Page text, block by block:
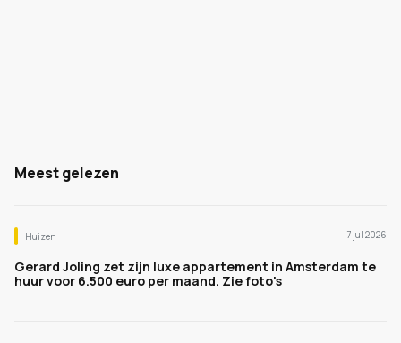
Meest gelezen
Huizen 7 jul 2026
Gerard Joling zet zijn luxe appartement in Amsterdam te
huur voor 6.500 euro per maand. Zie foto's